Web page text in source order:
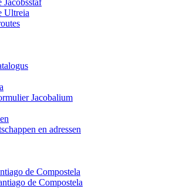
Jacobsstaf
Ultreia
Jacobalium
en adressen
de Compostela
de Compostela